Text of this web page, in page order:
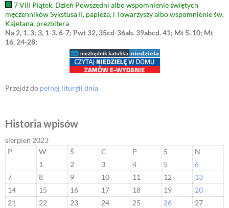
7 VIII Piątek. Dzień Powszedni albo wspomnienie świętych
męczenników Sykstusa II, papieża, i Towarzyszy albo wspomnienie św.
Kajetana, prezbitera
Na 2, 1. 3; 3, 1-3. 6-7; Pwt 32, 35cd-36ab. 39abcd. 41; Mt 5, 10; Mt
16, 24-28;
Przejdź do pełnej liturgii dnia
Historia wpisów
sierpień 2023
P
W Ś C P S
N
1
2 3 4 5
6
7
8 9 10 11 12
13
14
15 16 17 18 19
20
21
22 23 24 25 26
27